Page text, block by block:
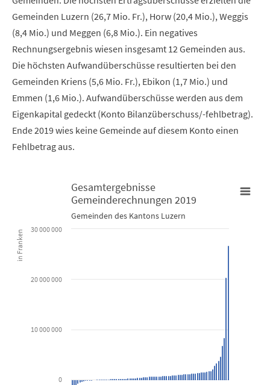
Gemeinden Luzern (26,7 Mio. Fr.), Horw (20,4 Mio.), Weggis
(8,4 Mio.) und Meggen (6,8 Mio.). Ein negatives
Rechnungsergebnis wiesen insgesamt 12 Gemeinden aus.
Die höchsten Aufwandüberschüsse resultierten bei den
Gemeinden Kriens (5,6 Mio. Fr.), Ebikon (1,7 Mio.) und
Emmen (1,6 Mio.). Aufwandüberschüsse werden aus dem
Eigenkapital gedeckt (Konto Bilanzüberschuss/-fehlbetrag).
Ende 2019 wies keine Gemeinde auf diesem Konto einen
Fehlbetrag aus.
Gesamtergebnisse Gemeinderechnungen 2019
Bar chart with 82 bars.
Gemeinden des Kantons Luzern
in Franken
Gesamtergebnisse
Gemeinderechnungen 2019
Gemeinden des Kantons Luzern
0
10 000 000
20 000 000
30 000 000